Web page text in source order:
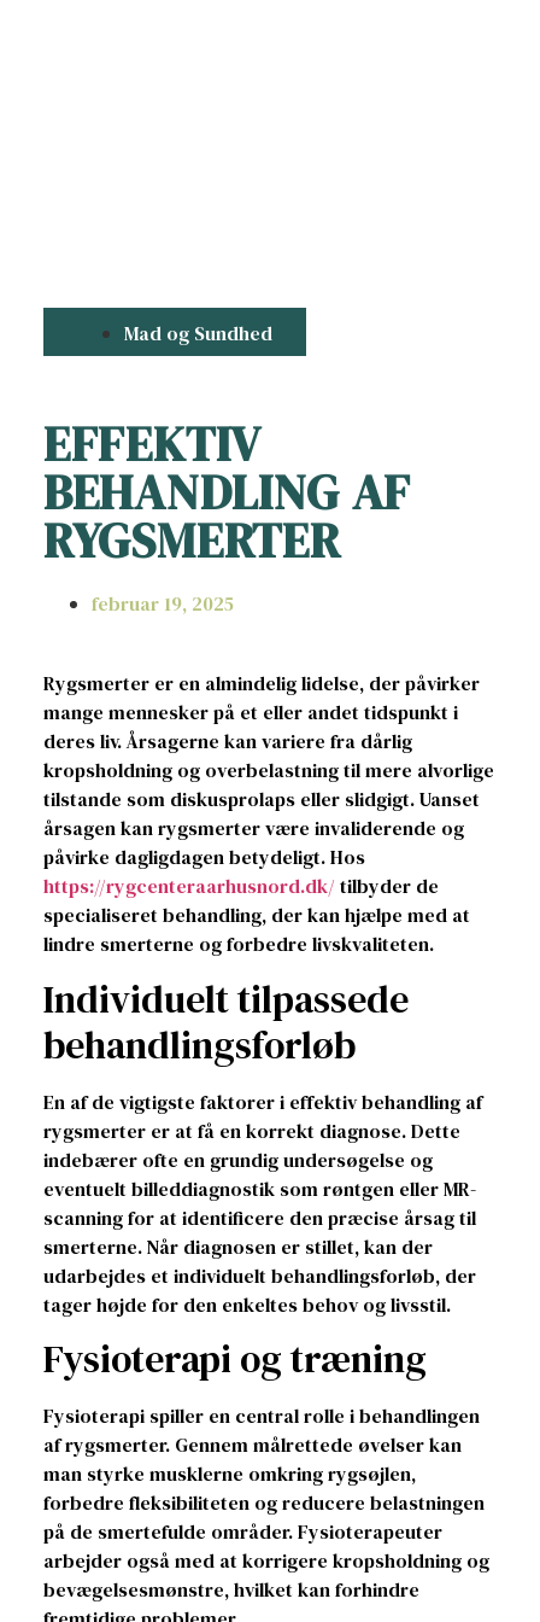
Mad og Sundhed
EFFEKTIV
BEHANDLING AF
RYGSMERTER
februar 19, 2025
Rygsmerter er en almindelig lidelse, der påvirker
mange mennesker på et eller andet tidspunkt i
deres liv. Årsagerne kan variere fra dårlig
kropsholdning og overbelastning til mere alvorlige
tilstande som diskusprolaps eller slidgigt. Uanset
årsagen kan rygsmerter være invaliderende og
påvirke dagligdagen betydeligt. Hos
https://rygcenteraarhusnord.dk/ tilbyder de
specialiseret behandling, der kan hjælpe med at
lindre smerterne og forbedre livskvaliteten.
Individuelt tilpassede
behandlingsforløb
En af de vigtigste faktorer i effektiv behandling af
rygsmerter er at få en korrekt diagnose. Dette
indebærer ofte en grundig undersøgelse og
eventuelt billeddiagnostik som røntgen eller MR-
scanning for at identificere den præcise årsag til
smerterne. Når diagnosen er stillet, kan der
udarbejdes et individuelt behandlingsforløb, der
tager højde for den enkeltes behov og livsstil.
Fysioterapi og træning
Fysioterapi spiller en central rolle i behandlingen
af rygsmerter. Gennem målrettede øvelser kan
man styrke musklerne omkring rygsøjlen,
forbedre fleksibiliteten og reducere belastningen
på de smertefulde områder. Fysioterapeuter
arbejder også med at korrigere kropsholdning og
bevægelsesmønstre, hvilket kan forhindre